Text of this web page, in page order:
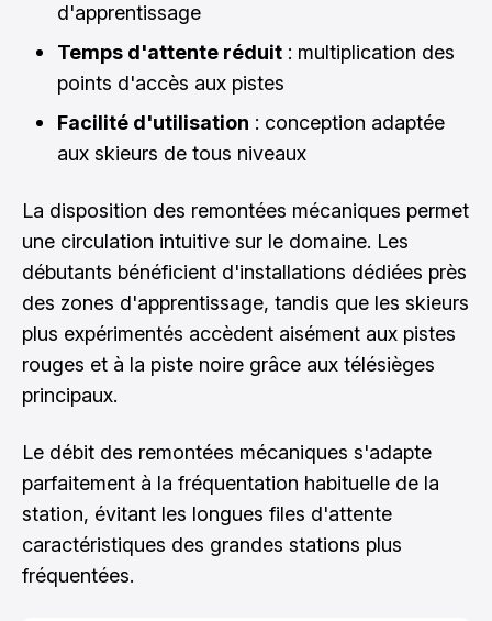
d'apprentissage
Temps d'attente réduit : multiplication des
points d'accès aux pistes
Facilité d'utilisation : conception adaptée
aux skieurs de tous niveaux
La disposition des remontées mécaniques permet
une circulation intuitive sur le domaine. Les
débutants bénéficient d'installations dédiées près
des zones d'apprentissage, tandis que les skieurs
plus expérimentés accèdent aisément aux pistes
rouges et à la piste noire grâce aux télésièges
principaux.
Le débit des remontées mécaniques s'adapte
parfaitement à la fréquentation habituelle de la
station, évitant les longues files d'attente
caractéristiques des grandes stations plus
fréquentées.